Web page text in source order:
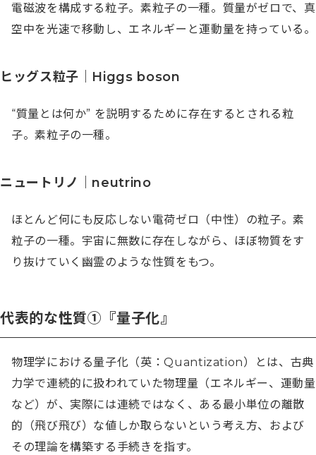
電磁波を構成する粒子。素粒子の一種。質量がゼロで、真
空中を光速で移動し、エネルギーと運動量を持っている。
ヒッグス粒子｜Higgs boson
“質量とは何か” を説明するために存在するとされる粒
子。素粒子の一種。
ニュートリノ｜neutrino
ほとんど何にも反応しない電荷ゼロ（中性）の粒子。素
粒子の一種。宇宙に無数に存在しながら、ほぼ物質をす
り抜けていく幽霊のような性質をもつ。
代表的な性質①『量子化』
物理学における量子化（英：Quantization）とは、古典
力学で連続的に扱われていた物理量（エネルギー、運動量
など）が、実際には連続ではなく、ある最小単位の離散
的（飛び飛び）な値しか取らないという考え方、および
その理論を構築する手続きを指す。